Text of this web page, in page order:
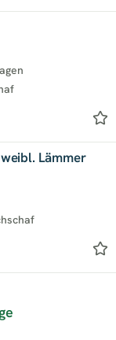
Lämmer